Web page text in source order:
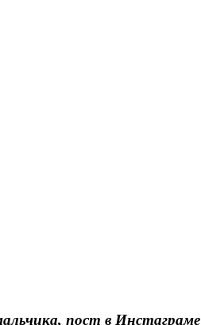
пост в Инстаграме